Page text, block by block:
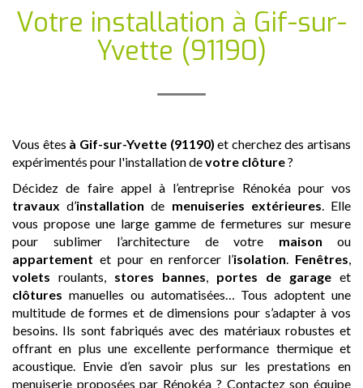
Votre installation à Gif-sur-
Yvette (91190)
Vous êtes à Gif-sur-Yvette (91190) et cherchez des artisans
expérimentés pour l'installation devotre clôture?
Décidez de faire appel à l’entreprise Rénokéa pour vos
travaux d’installation de menuiseries extérieures. Elle
vous propose une large gamme de fermetures sur mesure
pour sublimer l’architecture de votre maison ou
appartement et pour en renforcer l’isolation. Fenêtres,
volets roulants, stores bannes, portes de garage et
clôtures manuelles ou automatisées… Tous adoptent une
multitude de formes et de dimensions pour s’adapter à vos
besoins. Ils sont fabriqués avec des matériaux robustes et
offrant en plus une excellente performance thermique et
acoustique. Envie d’en savoir plus sur les prestations en
menuiserie proposées par Rénokéa ? Contactez son équipe